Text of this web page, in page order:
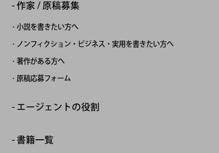
作家 / 原稿募集
小説を書きたい方へ
ノンフィクション・ビジネス・実用を書きたい方へ
著作がある方へ
原稿応募フォーム
エージェントの役割
書籍一覧